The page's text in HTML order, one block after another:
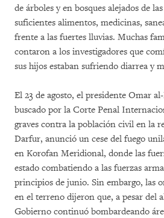
de árboles y en bosques alejados de
suficientes alimentos, medicinas,
frente a las fuertes lluvias. Muchas
contaron a los investigadores que
sus hijos estaban sufriendo diarrea y
El 23 de agosto, el presidente Omar
buscado por la Corte Penal
graves contra la población civil en la
Darfur, anunció un cese del fuego
en Korofan Meridional, donde las
estado combatiendo a las fuerzas
principios de junio. Sin embargo, las
en el terreno dijeron que, a pesar del
Gobierno continuó bombardeando